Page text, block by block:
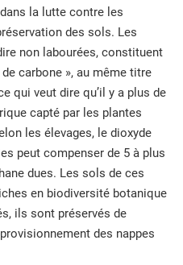
la lutte contre les
des sols. Les
non labourées, constituent
carbone », au même titre
qui veut dire qu’il y a plus de
capté par les plantes
les élevages, le dioxyde
peut compenser de 5 à plus
dues. Les sols de ces
en biodiversité botanique
ils sont préservés de
des nappes